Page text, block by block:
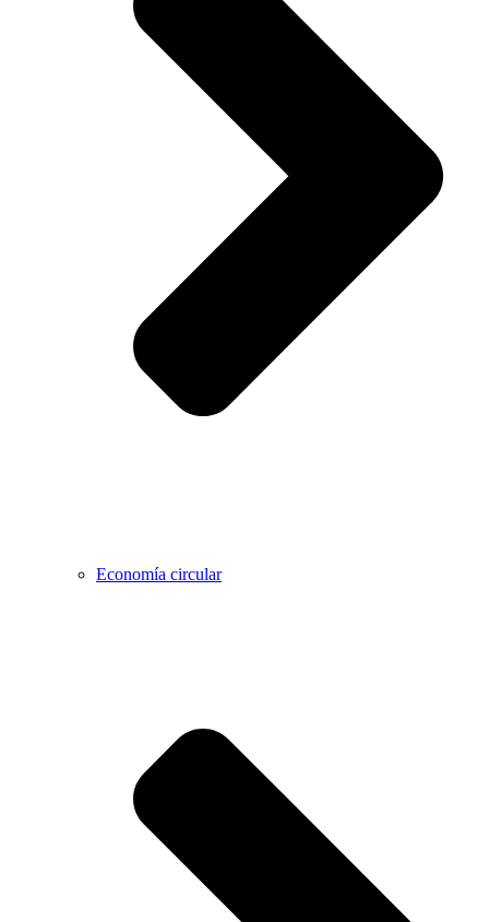
Economía circular